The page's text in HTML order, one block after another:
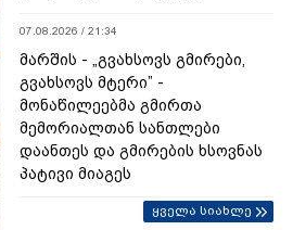
07.08.2026 / 21:34
მარშის - „გვახსოვს გმირები,
გვახსოვს მტერი” -
მონაწილეებმა გმირთა
მემორიალთან სანთლები
დაანთეს და გმირების ხსოვნას
პატივი მიაგეს
ყველა სიახლე